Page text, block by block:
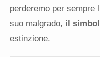
perderemo per sempre
suo malgrado, il
estinzione.